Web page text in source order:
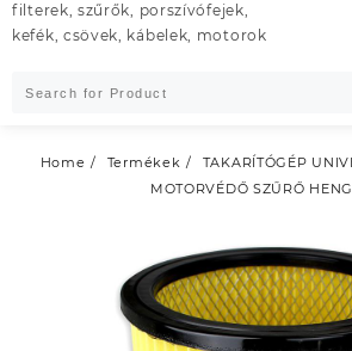
filterek, szűrők, porszívófejek,
kefék, csövek, kábelek, motorok
Home Termékek
TAKARÍTÓGÉP
MOTORVÉDŐ SZŰRŐ